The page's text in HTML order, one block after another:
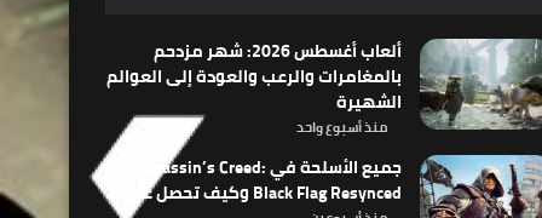
ألعاب أغسطس 2026: شهر مزدحم
بالمغامرات والرعب والعودة إلى العوالم
الشهيرة
منذ أسبوع واحد
جميع الأسلحة في Assassin’s Creed:
Black Flag Resynced وكيف تحصل عليها